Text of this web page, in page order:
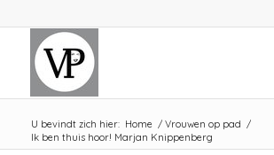
U bevindt zich hier: Home / Vrouwen op pad /
Ik ben thuis hoor! Marjan Knippenberg